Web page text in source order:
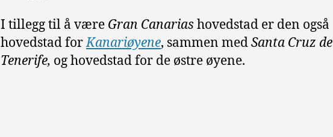
I tillegg til å være Gran Canarias hovedstad er den også
hovedstad forKanariøyene, sammen medSanta Cruz de
Tenerife, og hovedstad for de østre øyene.